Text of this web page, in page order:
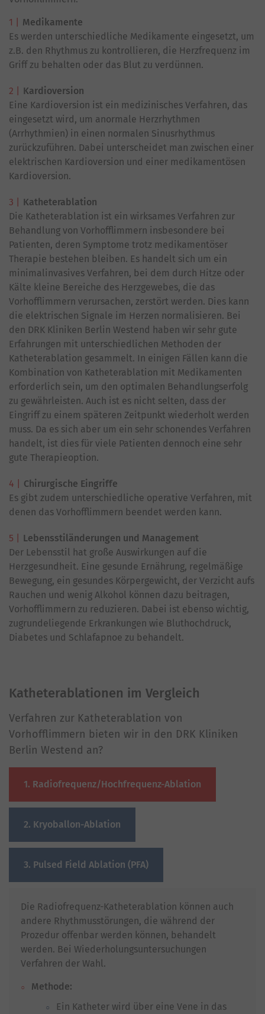
Medikamente
Es werden unterschiedliche Medikamente eingesetzt, um
z.B. den Rhythmus zu kontrollieren, die Herzfrequenz im
Griff zu behalten oder das Blut zu verdünnen.
Kardioversion
Eine Kardioversion ist ein medizinisches Verfahren, das
eingesetzt wird, um anormale Herzrhythmen
(Arrhythmien) in einen normalen Sinusrhythmus
zurückzuführen. Dabei unterscheidet man zwischen einer
elektrischen Kardioversion und einer medikamentösen
Kardioversion.
Katheterablation
Die Katheterablation ist ein wirksames Verfahren zur
Behandlung von Vorhofflimmern insbesondere bei
Patienten, deren Symptome trotz medikamentöser
Therapie bestehen bleiben. Es handelt sich um ein
minimalinvasives Verfahren, bei dem durch Hitze oder
Kälte kleine Bereiche des Herzgewebes, die das
Vorhofflimmern verursachen, zerstört werden. Dies kann
die elektrischen Signale im Herzen normalisieren. Bei
den DRK Kliniken Berlin Westend haben wir sehr gute
Erfahrungen mit unterschiedlichen Methoden der
Katheterablation gesammelt. In einigen Fällen kann die
Kombination von Katheterablation mit Medikamenten
erforderlich sein, um den optimalen Behandlungserfolg
zu gewährleisten. Auch ist es nicht selten, dass der
Eingriff zu einem späteren Zeitpunkt wiederholt werden
muss. Da es sich aber um ein sehr schonendes Verfahren
handelt, ist dies für viele Patienten dennoch eine sehr
gute Therapieoption.
Chirurgische Eingriffe
Es gibt zudem unterschiedliche operative Verfahren, mit
denen das Vorhofflimmern beendet werden kann.
Lebensstiländerungen und Management
Der Lebensstil hat große Auswirkungen auf die
Herzgesundheit. Eine gesunde Ernährung, regelmäßige
Bewegung, ein gesundes Körpergewicht, der Verzicht aufs
Rauchen und wenig Alkohol können dazu beitragen,
Vorhofflimmern zu reduzieren. Dabei ist ebenso wichtig,
zugrundeliegende Erkrankungen wie Bluthochdruck,
Diabetes und Schlafapnoe zu behandelt.
Katheterablationen im Vergleich
Verfahren zur Katheterablation von
Vorhofflimmern bieten wir in den DRK Kliniken
Berlin Westend an?
1. Radiofrequenz/Hochfrequenz-Ablation
2. Kryoballon-Ablation
3. Pulsed Field Ablation (PFA)
Die Radiofrequenz-Katheterablation können auch
andere Rhythmusstörungen, die während der
Prozedur offenbar werden können, behandelt
werden. Bei Wiederholungsuntersuchungen
Verfahren der Wahl.
Methode:
Ein Katheter wird über eine Vene in das